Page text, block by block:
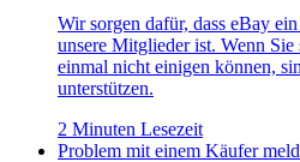
Wir sorgen dafür, dass eBay
unsere Mitglieder ist. Wenn
einmal nicht einigen können,
unterstützen.
2 Minuten Lesezeit
Problem mit einem Käufer